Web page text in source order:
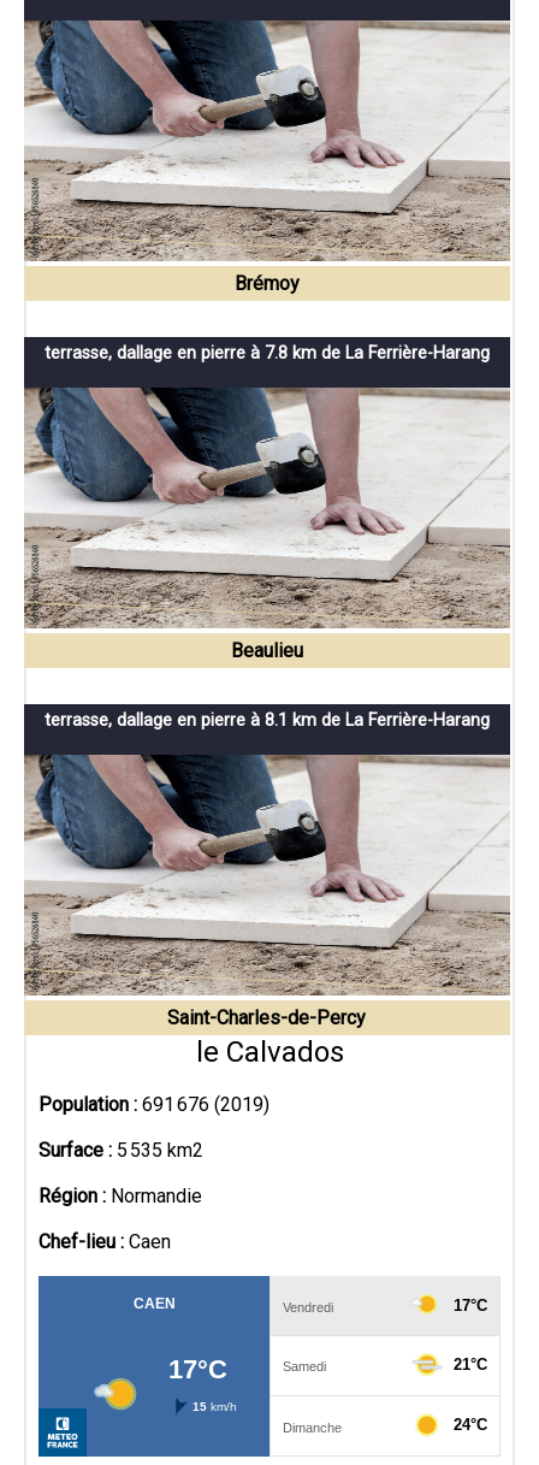
Brémoy
terrasse, dallage en pierre à 7.8 km de La Ferrière-Harang
Beaulieu
terrasse, dallage en pierre à 8.1 km de La Ferrière-Harang
Saint-Charles-de-Percy
le Calvados
Population : 691 676 (2019)
Surface : 5 535 km2
Région : Normandie
Chef-lieu : Caen